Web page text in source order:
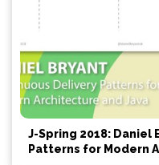
J-Spring 2018: Daniel
Patterns for Modern